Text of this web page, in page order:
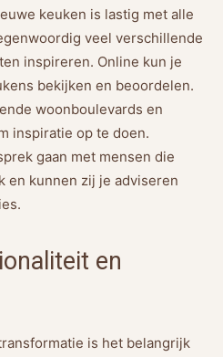
keuken is lastig met alle
veel verschillende
inspireren. Online kun je
bekijken en beoordelen.
woonboulevards en
inspiratie op te doen.
gaan met mensen die
en kunnen zij je adviseren
en
is het belangrijk